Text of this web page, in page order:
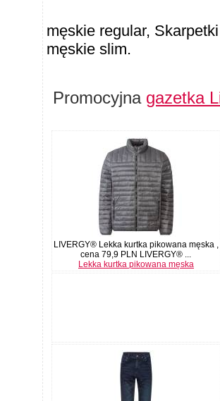
męskie regular,
męskie slim.
Promocyjna gazetka
LIVERGY® Lekka kurtka pikowana męska ,
cena 79,9 PLN LIVERGY® ...
Lekka kurtka pikowana męska